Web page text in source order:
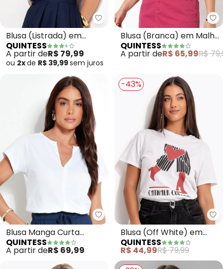
Quintess - Blusa (Listrada) em
Blusa (Listrada) em
Malha de Algodão
QUINTESS
A partir deR$ 79,99
ou 2xde R$ 39,99sem juros
Blusa (Branca) em Malha
de Algodão
QUINTESS
A partir deR$ 65,99R$
Quintess - Blusa Manga Curta
Blusa Manga Curta
(Branca)
QUINTESS
A partir deR$ 69,99
-43%
Blusa (Off White) em
Malha de Algodão
Penteado
QUINTESS
R$ 44,99R$ 79,99